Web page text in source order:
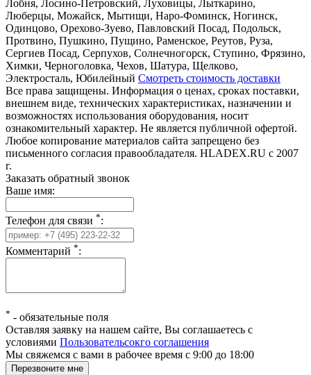
Лобня, Лосино-Петровский, Луховицы, Лыткарино,
Люберцы, Можайск, Мытищи, Наро-Фоминск, Ногинск,
Одинцово, Орехово-Зуево, Павловский Посад, Подольск,
Протвино, Пушкино, Пущино, Раменское, Реутов, Руза,
Сергиев Посад, Серпухов, Солнечногорск, Ступино, Фрязино,
Химки, Черноголовка, Чехов, Шатура, Щелково,
Электросталь, Юбилейный Смотреть стоимость доставки
Все права защищены. Информация о ценах, сроках поставки,
внешнем виде, технических характеристиках, назначении и
возможностях использования оборудования, носит
ознакомительный характер. Не является публичной офертой.
Любое копирование материалов сайта запрещено без
письменного согласия правообладателя. HLADEX.RU c 2007
г.
Заказать обратный звонок
Ваше имя:
Телефон для связи *:
Комментарий *:
* - обязательные поля
Оставляя заявку на нашем сайте, Вы соглашаетесь с
условиями Пользовательсокго соглашения
Мы свяжемся с вами в рабочее время с 9:00 до 18:00